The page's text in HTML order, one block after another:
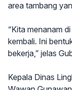
area tambang
“Kita menanam
kembali. Ini
bekerja,” jelas
Kepala Dinas